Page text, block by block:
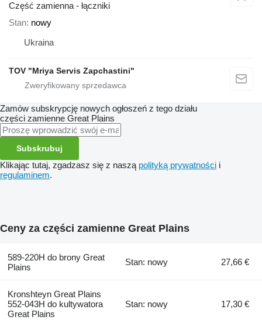
Część zamienna - łączniki
Stan nowy
Ukraina
TOV "Mriya Servis Zapchastini"
Zamów subskrypcję nowych ogłoszeń z tego działu
części zamienne Great Plains
Subskrubuj
Klikając tutaj, zgadzasz się z naszą polityką prywatności i
regulaminem.
Ceny za części zamienne Great Plains
589-220H do brony Great
Plains
Stan: nowy 27,66 €
Kronshteyn Great Plains
552-043H do kultywatora
Great Plains
Stan: nowy 17,30 €